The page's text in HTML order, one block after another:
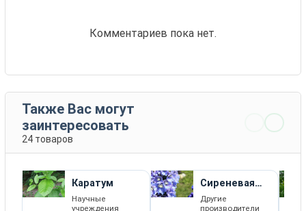
Комментариев пока нет.
Также Вас могут
заинтересовать
24 товаров
Каратум
Научные
учреждения
Сиреневая
Спираль
Другие
производители